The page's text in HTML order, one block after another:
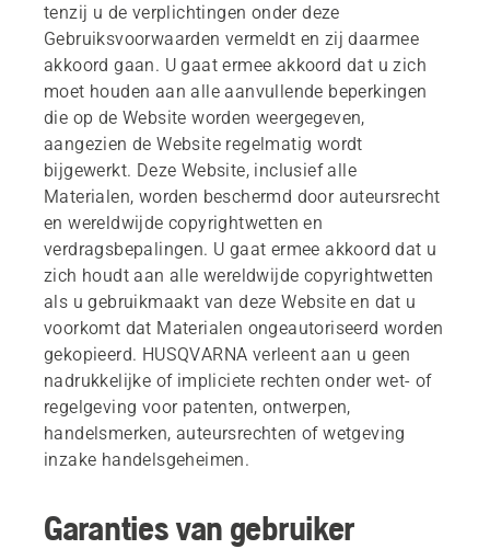
tenzij u de verplichtingen onder deze
Gebruiksvoorwaarden vermeldt en zij daarmee
akkoord gaan. U gaat ermee akkoord dat u zich
moet houden aan alle aanvullende beperkingen
die op de Website worden weergegeven,
aangezien de Website regelmatig wordt
bijgewerkt. Deze Website, inclusief alle
Materialen, worden beschermd door auteursrecht
en wereldwijde copyrightwetten en
verdragsbepalingen. U gaat ermee akkoord dat u
zich houdt aan alle wereldwijde copyrightwetten
als u gebruikmaakt van deze Website en dat u
voorkomt dat Materialen ongeautoriseerd worden
gekopieerd. HUSQVARNA verleent aan u geen
nadrukkelijke of impliciete rechten onder wet- of
regelgeving voor patenten, ontwerpen,
handelsmerken, auteursrechten of wetgeving
inzake handelsgeheimen.
Garanties van gebruiker